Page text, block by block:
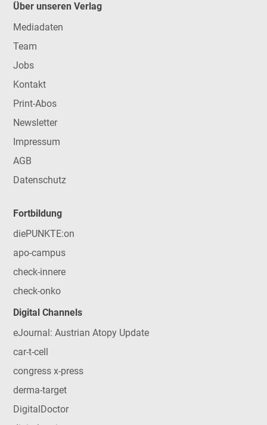
Über unseren Verlag
Mediadaten
Team
Jobs
Kontakt
Print-Abos
Newsletter
Impressum
AGB
Datenschutz
Fortbildung
diePUNKTE:on
apo-campus
check-innere
check-onko
Digital Channels
eJournal: Austrian Atopy Update
car-t-cell
congress x-press
derma-target
DigitalDoctor